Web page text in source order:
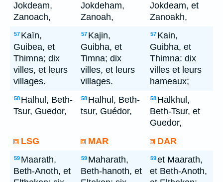
Jokdeam,
Zanoach,
Jokdeham,
Zanoah,
Jokdeam, et
Zanoakh,
57 Kaïn,
Guibea, et
Thimna; dix
villes, et leurs
villages.
57 Kajin,
Guibha, et
Timna; dix
villes, et leurs
villages.
57 Kain,
Guibha, et
Thimna: dix
villes et leurs
hameaux;
58 Halhul, Beth-
Tsur, Guedor,
58 Halhul, Beth-
tsur, Guédor,
58 Halkhul,
Beth-Tsur, et
Guedor,
LSG
MAR DAR
59 Maarath,
Beth-Anoth, et
59 Maharath,
Beth-hanoth, et
59et Maarath,
et Beth-Anoth,